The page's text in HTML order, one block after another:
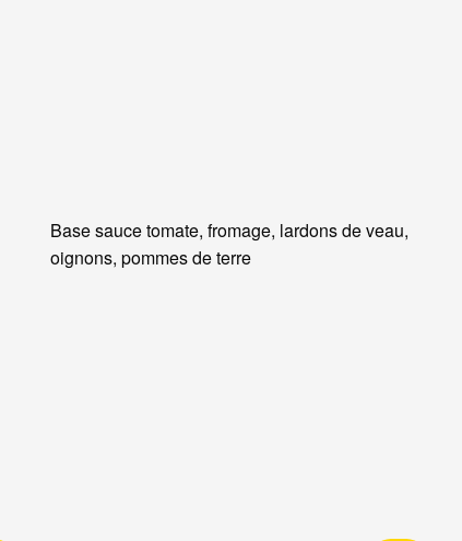
Base sauce tomate, fromage, lardons de veau,
oignons, pommes de terre